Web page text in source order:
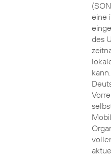
eine
des